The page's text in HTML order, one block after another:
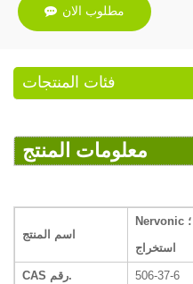
مطلوب الان
فئات المنتجات
معلومات المنتج
اسم المنتج
Nervonic حمض ؛ Selacholeic حمض ؛ cis-15-tetracosenoic ؛ أيسر truncatum
استخراج
CAS رقم. 506-37-6